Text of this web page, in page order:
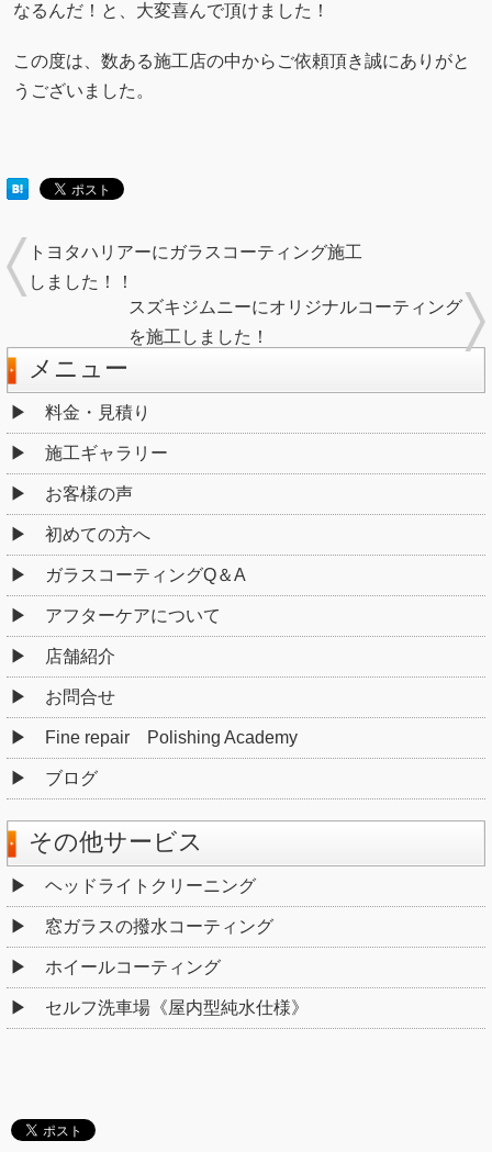
なるんだ！と、大変喜んで頂けました！
この度は、数ある施工店の中からご依頼頂き誠にありがと
うございました。
トヨタハリアーにガラスコーティング施工
しました！！
スズキジムニーにオリジナルコーティング
を施工しました！
メニュー
料金・見積り
施工ギャラリー
お客様の声
初めての方へ
ガラスコーティングQ＆A
アフターケアについて
店舗紹介
お問合せ
Fine repair Polishing Academy
ブログ
その他サービス
ヘッドライトクリーニング
窓ガラスの撥水コーティング
ホイールコーティング
セルフ洗車場《屋内型純水仕様》